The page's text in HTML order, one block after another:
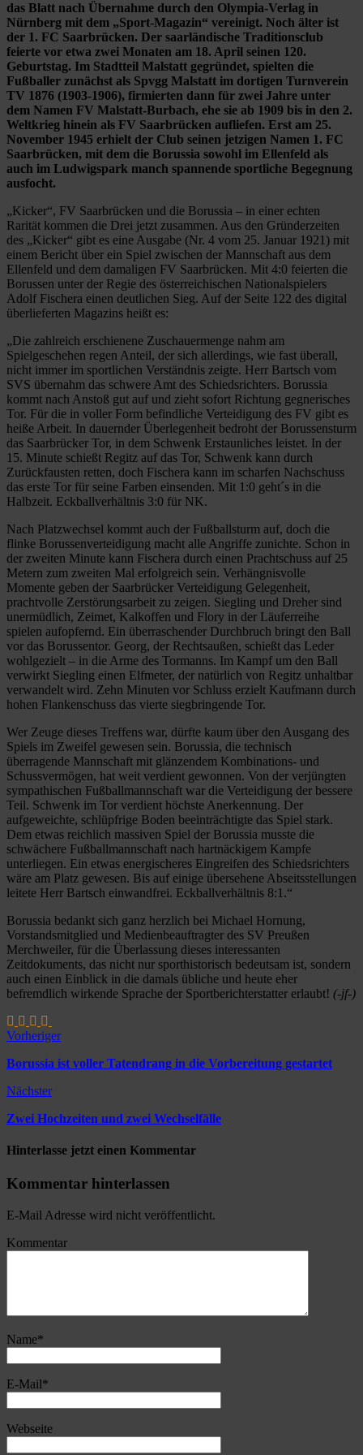
das Blatt nach Übernahme durch den Olympia-Verlag in
Nürnberg mit dem „Sport-Magazin“ vereinigt. Noch älter ist
der 1. FC Saarbrücken. Der saarländische Traditionsclub
feierte vor etwa zwei Monaten am 18. April seinen 120.
Geburtstag. Im Stadtteil Malstatt gegründet, spielten die
Fußballer zunächst als Spvgg Malstatt im dortigen Turnverein
TV 1876 (1903-1906), firmierten dann für zwei Jahre unter
dem Namen FV Malstatt-Burbach, ehe sie ab 1909 bis in den 2.
Weltkrieg hinein als FV Saarbrücken aufliefen. Erst am 25.
November 1945 erhielt der Club seinen jetzigen Namen 1. FC
Saarbrücken, mit dem die Borussia sowohl im Ellenfeld als
auch im Ludwigspark manch spannende sportliche Begegnung
ausfocht.
„Kicker“, FV Saarbrücken und die Borussia – in einer echten
Rarität kommen die Drei jetzt zusammen. Aus den Gründerzeiten
des „Kicker“ gibt es eine Ausgabe (Nr. 4 vom 25. Januar 1921) mit
einem Bericht über ein Spiel zwischen der Mannschaft aus dem
Ellenfeld und dem damaligen FV Saarbrücken. Mit 4:0 feierten die
Borussen unter der Regie des österreichischen Nationalspielers
Adolf Fischera einen deutlichen Sieg. Auf der Seite 122 des digital
überlieferten Magazins heißt es:
„Die zahlreich erschienene Zuschauermenge nahm am
Spielgeschehen regen Anteil, der sich allerdings, wie fast überall,
nicht immer im sportlichen Verständnis zeigte. Herr Bartsch vom
SVS übernahm das schwere Amt des Schiedsrichters. Borussia
kommt nach Anstoß gut auf und zieht sofort Richtung gegnerisches
Tor. Für die in voller Form befindliche Verteidigung des FV gibt es
heiße Arbeit. In dauernder Überlegenheit bedroht der Borussensturm
das Saarbrücker Tor, in dem Schwenk Erstaunliches leistet. In der
15. Minute schießt Regitz auf das Tor, Schwenk kann durch
Zurückfausten retten, doch Fischera kann im scharfen Nachschuss
das erste Tor für seine Farben einsenden. Mit 1:0 geht´s in die
Halbzeit. Eckballverhältnis 3:0 für NK.
Nach Platzwechsel kommt auch der Fußballsturm auf, doch die
flinke Borussenverteidigung macht alle Angriffe zunichte. Schon in
der zweiten Minute kann Fischera durch einen Prachtschuss auf 25
Metern zum zweiten Mal erfolgreich sein. Verhängnisvolle
Momente geben der Saarbrücker Verteidigung Gelegenheit,
prachtvolle Zerstörungsarbeit zu zeigen. Siegling und Dreher sind
unermüdlich, Zeimet, Kalkoffen und Flory in der Läuferreihe
spielen aufopfernd. Ein überraschender Durchbruch bringt den Ball
vor das Borussentor. Georg, der Rechtsaußen, schießt das Leder
wohlgezielt – in die Arme des Tormanns. Im Kampf um den Ball
verwirkt Siegling einen Elfmeter, der natürlich von Regitz unhaltbar
verwandelt wird. Zehn Minuten vor Schluss erzielt Kaufmann durch
hohen Flankenschuss das vierte siegbringende Tor.
Wer Zeuge dieses Treffens war, dürfte kaum über den Ausgang des
Spiels im Zweifel gewesen sein. Borussia, die technisch
überragende Mannschaft mit glänzendem Kombinations- und
Schussvermögen, hat weit verdient gewonnen. Von der verjüngten
sympathischen Fußballmannschaft war die Verteidigung der bessere
Teil. Schwenk im Tor verdient höchste Anerkennung. Der
aufgeweichte, schlüpfrige Boden beeinträchtigte das Spiel stark.
Dem etwas reichlich massiven Spiel der Borussia musste die
schwächere Fußballmannschaft nach hartnäckigem Kampfe
unterliegen. Ein etwas energischeres Eingreifen des Schiedsrichters
wäre am Platz gewesen. Bis auf einige übersehene Abseitsstellungen
leitete Herr Bartsch einwandfrei. Eckballverhältnis 8:1.“
Borussia bedankt sich ganz herzlich bei Michael Hornung,
Vorstandsmitglied und Medienbeauftragter des SV Preußen
Merchweiler, für die Überlassung dieses interessanten
Zeitdokuments, das nicht nur sporthistorisch bedeutsam ist, sondern
auch einen Einblick in die damals übliche und heute eher
befremdlich wirkende Sprache der Sportberichterstatter erlaubt! (-jf-)
Vorheriger
Borussia ist voller Tatendrang in die Vorbereitung gestartet
Nächster
Zwei Hochzeiten und zwei Wechselfälle
Hinterlasse jetzt einen Kommentar
Kommentar hinterlassen
E-Mail Adresse wird nicht veröffentlicht.
Kommentar
Name*
E-Mail*
Webseite